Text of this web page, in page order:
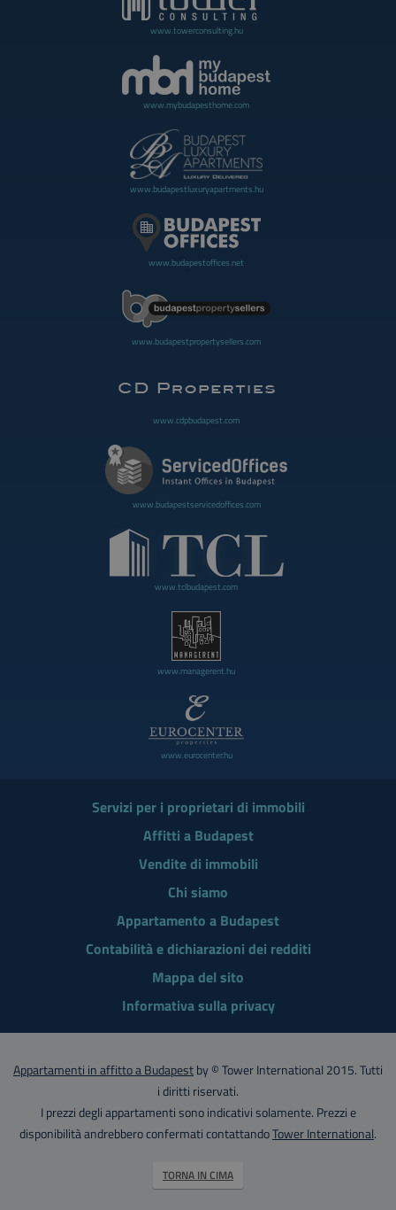
www.towerconsulting.hu
www.mybudapesthome.com
www.budapestluxuryapartments.hu
www.budapestoffices.net
www.budapestpropertysellers.com
www.cdpbudapest.com
www.budapestservicedoffices.com
www.tclbudapest.com
www.managerent.hu
www.eurocenter.hu
Servizi per i proprietari di immobili
Affitti a Budapest
Vendite di immobili
Chi siamo
Appartamento a Budapest
Contabilità e dichiarazioni dei redditi
Mappa del sito
Informativa sulla privacy
Appartamenti in affitto a Budapestby © Tower International 2015. Tutti
i diritti riservati.
I prezzi degli appartamenti sono indicativi solamente. Prezzi e
disponibilità andrebbero confermati contattandoTower International.
TORNA IN CIMA